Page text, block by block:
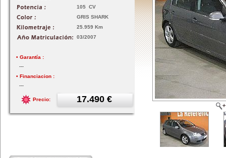
105 CV
GRIS SHARK
25.959 Km
03/2007
• Garantía :
---
• Financiacion :
---
Precio: 17.490 €